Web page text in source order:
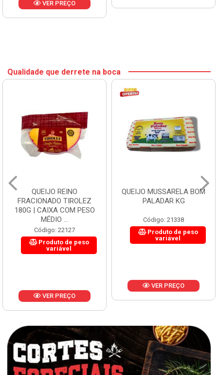
Qualidade que derrete na boca
QUEIJO REINO
FRACIONADO TIROLEZ
180G | CAIXA COM PESO
MÉDIO ...
Código: 22127
Produto de peso
variável
VER PREÇO
QUEIJO MUSSARELA BOM
PALADAR KG
Código: 21338
Produto de peso
variável
VER PREÇO